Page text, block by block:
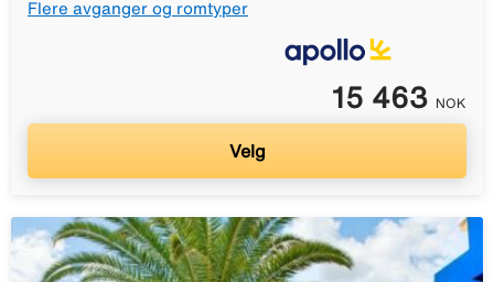
Flere avganger og romtyper
15 463 NOK
Velg